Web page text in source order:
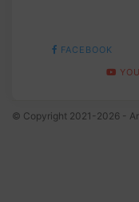
FACEBOOK
© Copyright 2021-2026 -